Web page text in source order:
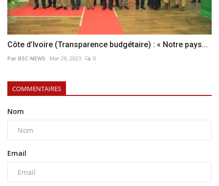
Côte d’Ivoire (Transparence budgétaire) : « Notre pays...
Par BSC-NEWS Mar 29, 2023 0
COMMENTAIRES
Nom
Email